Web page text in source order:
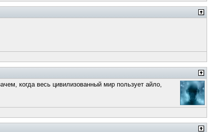
когда весь цивилизованный мир пользует айло,